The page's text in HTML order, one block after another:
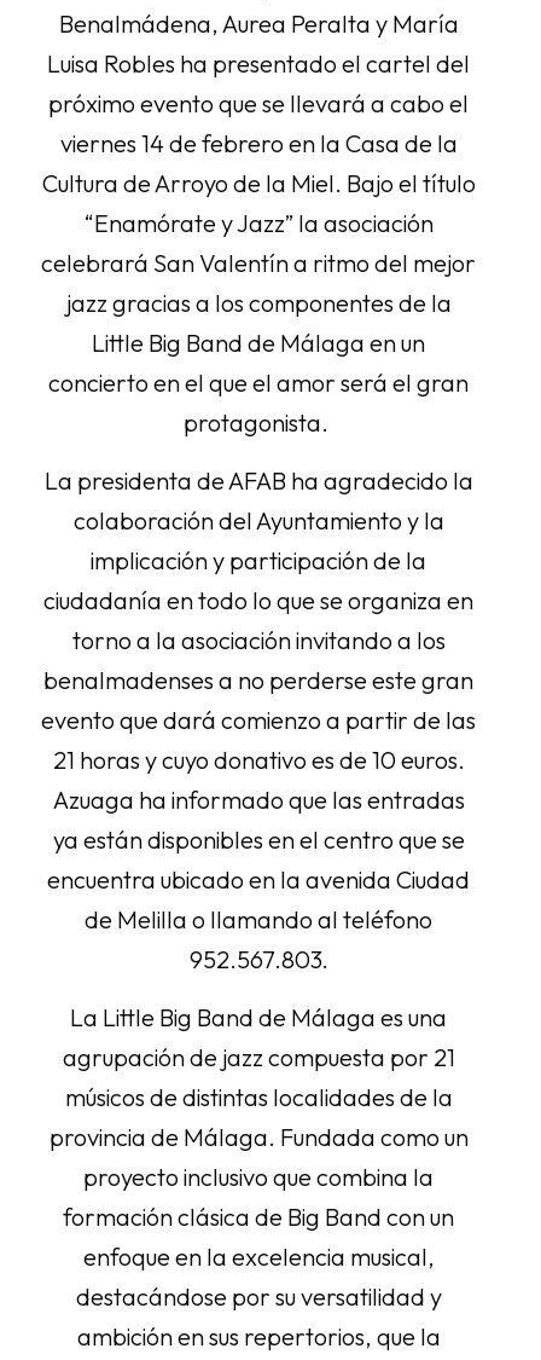
Benalmádena, Aurea Peralta y María
Luisa Robles ha presentado el cartel del
próximo evento que se llevará a cabo el
viernes 14 de febrero en la Casa de la
Cultura de Arroyo de la Miel. Bajo el título
“Enamórate y Jazz” la asociación
celebrará San Valentín a ritmo del mejor
jazz gracias a los componentes de la
Little Big Band de Málaga en un
concierto en el que el amor será el gran
protagonista.
La presidenta de AFAB ha agradecido la
colaboración del Ayuntamiento y la
implicación y participación de la
ciudadanía en todo lo que se organiza en
torno a la asociación invitando a los
benalmadenses a no perderse este gran
evento que dará comienzo a partir de las
21 horas y cuyo donativo es de 10 euros.
Azuaga ha informado que las entradas
ya están disponibles en el centro que se
encuentra ubicado en la avenida Ciudad
de Melilla o llamando al teléfono
952.567.803.
La Little Big Band de Málaga es una
agrupación de jazz compuesta por 21
músicos de distintas localidades de la
provincia de Málaga. Fundada como un
proyecto inclusivo que combina la
formación clásica de Big Band con un
enfoque en la excelencia musical,
destacándose por su versatilidad y
ambición en sus repertorios, que la